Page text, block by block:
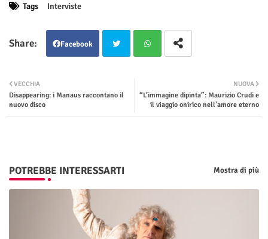
Tags Interviste
Facebook
ter tsap
NUOVA
“L’immagine dipinta”: Maurizio Crudi e
il viaggio onirico nell’amore eterno
VECCHIA
Disappearing: i Manaus raccontano il
nuovo disco
POTREBBE INTERESSARTI Mostra di più